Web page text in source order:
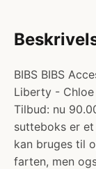
BIBS BIBS
Liberty -
Tilbud: nu
sutteboks er
kan bruges til
farten, men